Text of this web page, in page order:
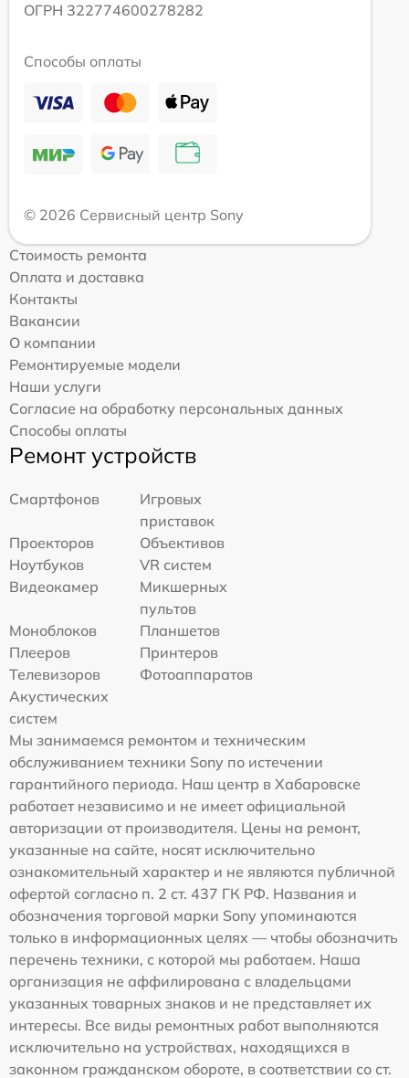
ОГРН 322774600278282
Способы оплаты
© 2026 Сервисный центр Sony
Стоимость ремонта
Оплата и доставка
Контакты
Вакансии
О компании
Ремонтируемые модели
Наши услуги
Согласие на обработку персональных данных
Способы оплаты
Ремонт устройств
Смартфонов
Игровых
приставок
Проекторов
Объективов
Ноутбуков
VR систем
Видеокамер
Микшерных
пультов
Моноблоков
Планшетов
Плееров
Принтеров
Телевизоров
Фотоаппаратов
Акустических
систем
Мы занимаемся ремонтом и техническим
обслуживанием техники Sony по истечении
гарантийного периода. Наш центр в Хабаровске
работает независимо и не имеет официальной
авторизации от производителя. Цены на ремонт,
указанные на сайте, носят исключительно
ознакомительный характер и не являются публичной
офертой согласно п. 2 ст. 437 ГК РФ. Названия и
обозначения торговой марки Sony упоминаются
только в информационных целях — чтобы обозначить
перечень техники, с которой мы работаем. Наша
организация не аффилирована с владельцами
указанных товарных знаков и не представляет их
интересы. Все виды ремонтных работ выполняются
исключительно на устройствах, находящихся в
законном гражданском обороте, в соответствии со ст.